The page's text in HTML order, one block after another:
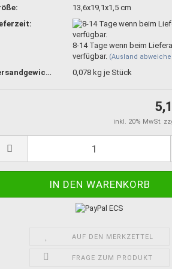
13,6x19,1x1,5 cm
8-14 Tage wenn beim
verfügbar. (Ausland
Versandgewicht: 0,078 kg je Stück
inkl. 20% MwSt.
AUF DEN MERKZETTEL
FRAGE ZUM PRODUKT